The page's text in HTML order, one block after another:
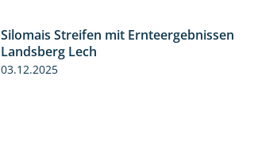
Silomais Streifen mit Ernteergebnissen
Landsberg Lech
03.12.2025